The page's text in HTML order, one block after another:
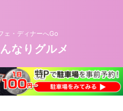
ェ・ディナーへGo
なりグルメ